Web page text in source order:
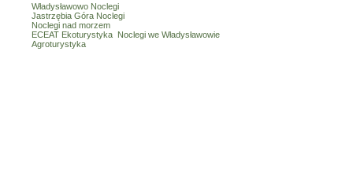
Władysławowo Noclegi
Jastrzębia Góra Noclegi
Noclegi nad morzem
ECEAT Ekoturystyka Noclegi we Władysławowie
Agroturystyka